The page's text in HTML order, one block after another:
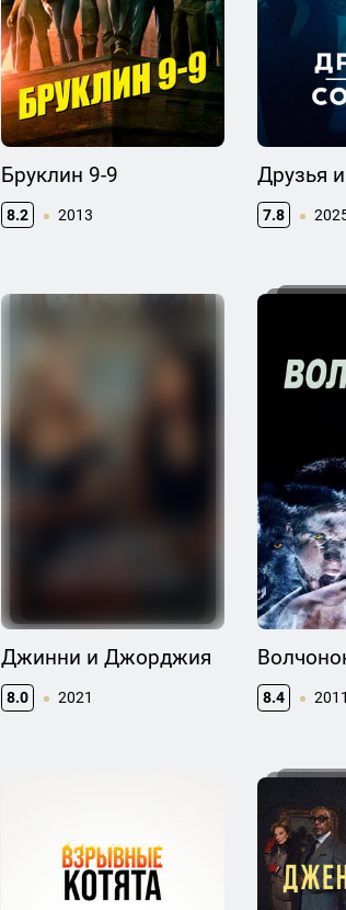
Бруклин 9-9
8.2 2013
Друзья
7.8
Джинни и Джорджия
8.0 2021 8.4 2011